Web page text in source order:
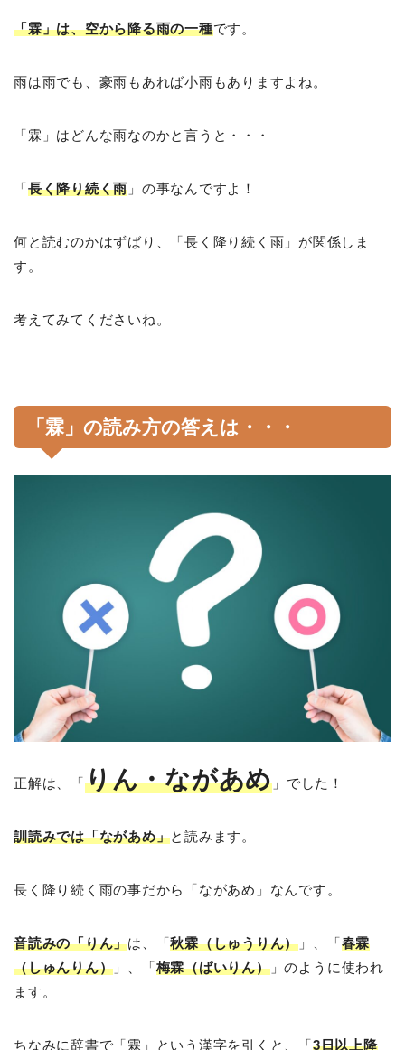
「霖」は、空から降る雨の一種です。
雨は雨でも、豪雨もあれば小雨もありますよね。
「霖」はどんな雨なのかと言うと・・・
「長く降り続く雨 」の事なんですよ！
何と読むのかはずばり、「長く降り続く雨」が関係しま
す。
考えてみてくださいね。
「霖」の読み方の答えは・・・
正解は、「りん・ながあめ 」でした！
訓読みでは「ながあめ」と読みます。
長く降り続く雨の事だから「ながあめ」なんです。
音読みの「りん」は、「秋霖（しゅうりん） 」、「春霖
（しゅんりん） 」、「梅霖（ばいりん）」のように使われ
ます。
ちなみに辞書で「霖」という漢字を引くと、「3日以上降